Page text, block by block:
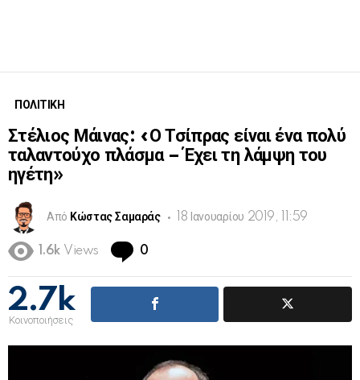
ΠΟΛΙΤΙΚΗ
Στέλιος Μάινας: «Ο Τσίπρας είναι ένα πολύ
ταλαντούχο πλάσμα – Έχει τη λάμψη του
ηγέτη»
Από Κώστας Σαμαράς 18 Ιανουαρίου 2019, 11:59
1.6k Views 0
2.7k
Κοινοποιήσεις